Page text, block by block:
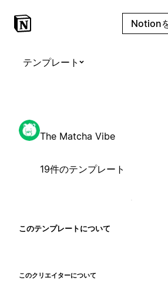
Notion
テンプレート
The Matcha Vibe
19件のテンプレート
このテンプレートについて
このクリエイターについて